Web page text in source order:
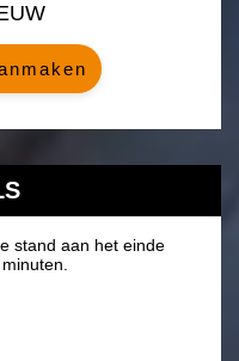
stand aan het einde